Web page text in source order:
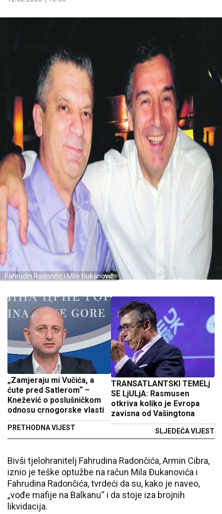
Fahrudin Radončić i Milo Đukanović
„Zamjeraju mi Vučića, a
ćute pred Satlerom“ –
Knežević o poslušničkom
odnosu crnogorske vlasti
PRETHODNA VIJEST
TRANSATLANTSKI TEMELj
SE LjULjA: Rasmusen
otkriva koliko je Evropa
zavisna od Vašingtona
SLJEDEĆA VIJEST
Bivši tjelohranitelj Fahrudina Radončića, Armin Cibra,
iznio je teške optužbe na račun Mila Đukanovića i
Fahrudina Radončića, tvrdeći da su, kako je naveo,
„vođe mafije na Balkanu“ i da stoje iza brojnih
likvidacija.